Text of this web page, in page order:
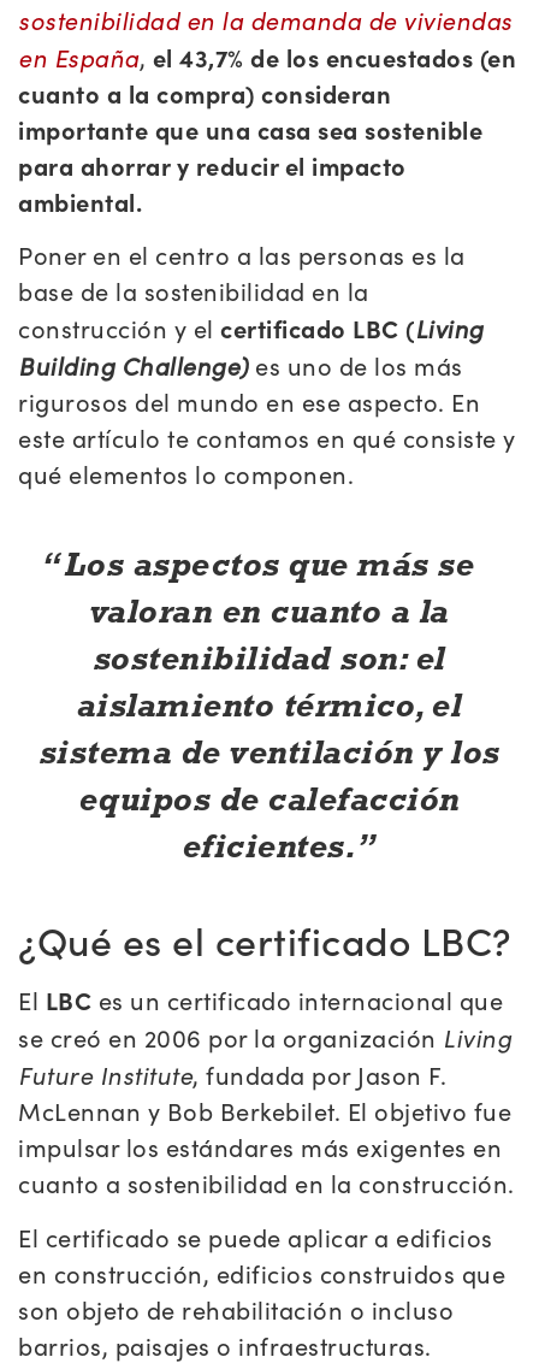
sostenibilidad en la demanda de viviendas
en España, el 43,7% de los encuestados (en
cuanto a la compra) consideran
importante que una casa sea sostenible
para ahorrar y reducir el impacto
ambiental.
Poner en el centro a las personas es la
base de la sostenibilidad en la
construcción y el certificado LBC (Living
Building Challenge)es uno de los más
rigurosos del mundo en ese aspecto. En
este artículo te contamos en qué consiste y
qué elementos lo componen.
Los aspectos que más se
valoran en cuanto a la
sostenibilidad son: el
aislamiento térmico, el
sistema de ventilación y los
equipos de calefacción
eficientes.
¿Qué es el certificado LBC?
El LBC es un certificado internacional que
se creó en 2006 por la organización Living
Future Institute, fundada por Jason F.
McLennan y Bob Berkebilet. El objetivo fue
impulsar los estándares más exigentes en
cuanto a sostenibilidad en la construcción.
El certificado se puede aplicar a edificios
en construcción, edificios construidos que
son objeto de rehabilitación o incluso
barrios, paisajes o infraestructuras.